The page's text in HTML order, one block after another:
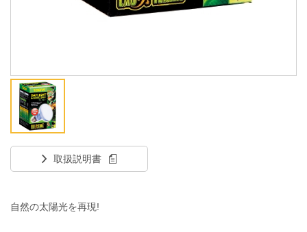
取扱説明書
自然の太陽光を再現!